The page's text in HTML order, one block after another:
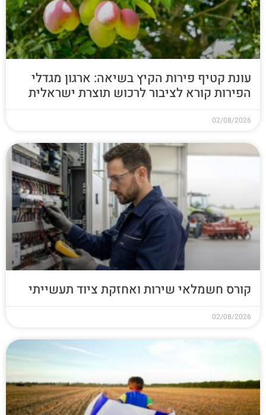
עונת קטיף פירות הקיץ בשיאה: ארגון מגדלי
הפירות קורא לציבור לרכוש תוצרת ישראלית
02/08/2026
קורס חשמלאי שירות ואחזקת ציוד תעשייתי
02/08/2026